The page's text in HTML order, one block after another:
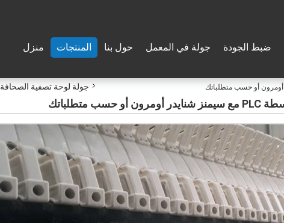
منزل المنتجات حول بنا جولة في المعمل ضبط الجودة
جولة لوحة تصفية الصحافة